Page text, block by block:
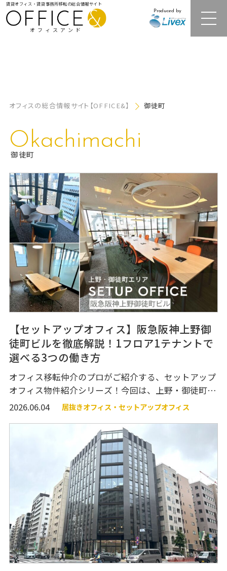
オフィスアンド
賃貸オフィス・賃貸事務所移転の総合情報サイト
Produced by
レンタルオフィス
オフィス相場情報・再開発情報
オフィス移転事例
オフィス移転関連
個人情報の取り扱いについて 運営会社
オフィスの総合情報サイト【OFFICE&】 御徒町
Okachimachi
御徒町
【セットアップオフィス】阪急阪神上野御
徒町ビルを徹底解説！1フロア1テナントで
選べる3つの働き方
オフィス移転仲介のプロがご紹介する、セットアップ
オフィス物件紹介シリーズ！今回は、上野・御徒町エ
リアのオフィスビル「阪急阪神上野御徒町ビル」のセ
神不動産株式会社が運営するセットアップオフィス
で、固定席仕様・フリーアドレス仕様・コミュニケー
ション空間を多く確保した仕様の3種類から選べま
す。ワンフロア約50坪の比
2026.06.04 居抜きオフィス・セットアップオフィス